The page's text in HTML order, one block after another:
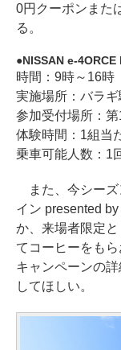
0円クーポンまた
る。
NISSAN e-
時間：9時～16時
実施場所：バラ
参加受付場所：第
体験時間：1組当
乗車可能人数：1
また、今シーズ
イン presented
か、来場者限定
てコーヒーをも
キャンペーンの
してほしい。